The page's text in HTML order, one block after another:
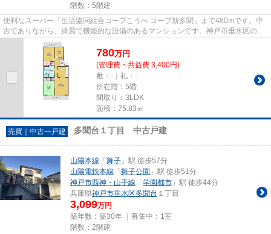
階数：5階建
便利なスーパー「生活協同組合コープこうべ コープ新多聞」まで480mです。中
古でありながら、綺麗で機能的な設備のあるマンションです。神戸市垂水区の不
動産情報をお求めなら、信頼と...
780万円
(管理費・共益費 3,400円)
敷：-｜礼：-
所在階：5階
間取り：3LDK
面積：75.83㎡
売買｜中古一戸建 多聞台１丁目 中古戸建
山陽本線 「 舞子 」駅 徒歩57分
山陽電鉄本線 「 舞子公園 」駅 徒歩51分
神戸市西神・山手線 「 学園都市 」駅 徒歩44分
兵庫県神戸市垂水区多聞台 １丁目
3,099万円
築年数：築30年 ｜募集中： 1室
階数：2階建